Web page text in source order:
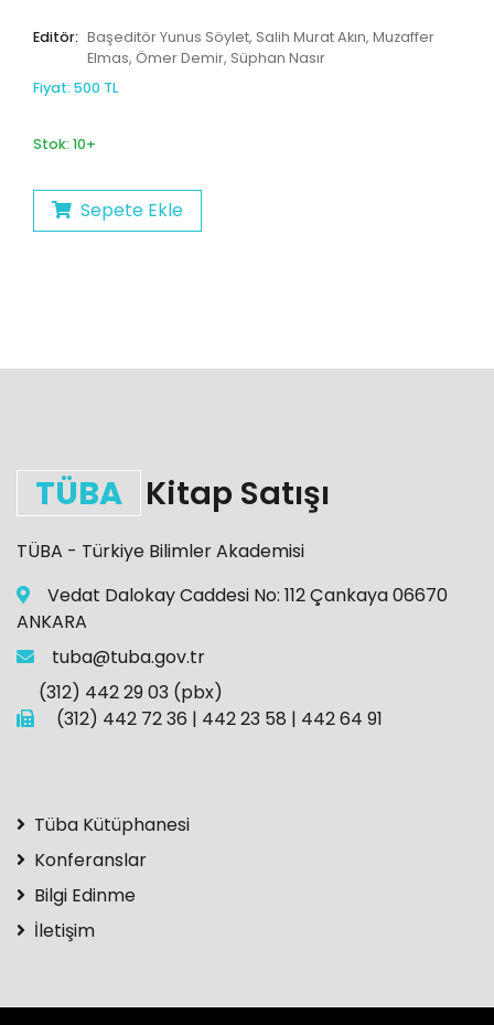
Editör: Başeditör Yunus Söylet, Salih Murat Akın, Muzaffer
Elmas, Ömer Demir, Süphan Nasır
Fiyat: 500 TL
Stok: 10+
Sepete Ekle
TÜBA Kitap Satışı
TÜBA - Türkiye Bilimler Akademisi
Vedat Dalokay Caddesi No: 112 Çankaya 06670
ANKARA
tuba@tuba.gov.tr
(312) 442 29 03 (pbx)
(312) 442 72 36 | 442 23 58 | 442 64 91
Tüba Kütüphanesi
Konferanslar
Bilgi Edinme
İletişim